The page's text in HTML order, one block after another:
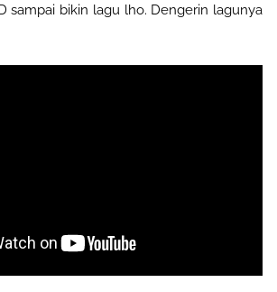
sampai bikin lagu lho. Dengerin lagunya